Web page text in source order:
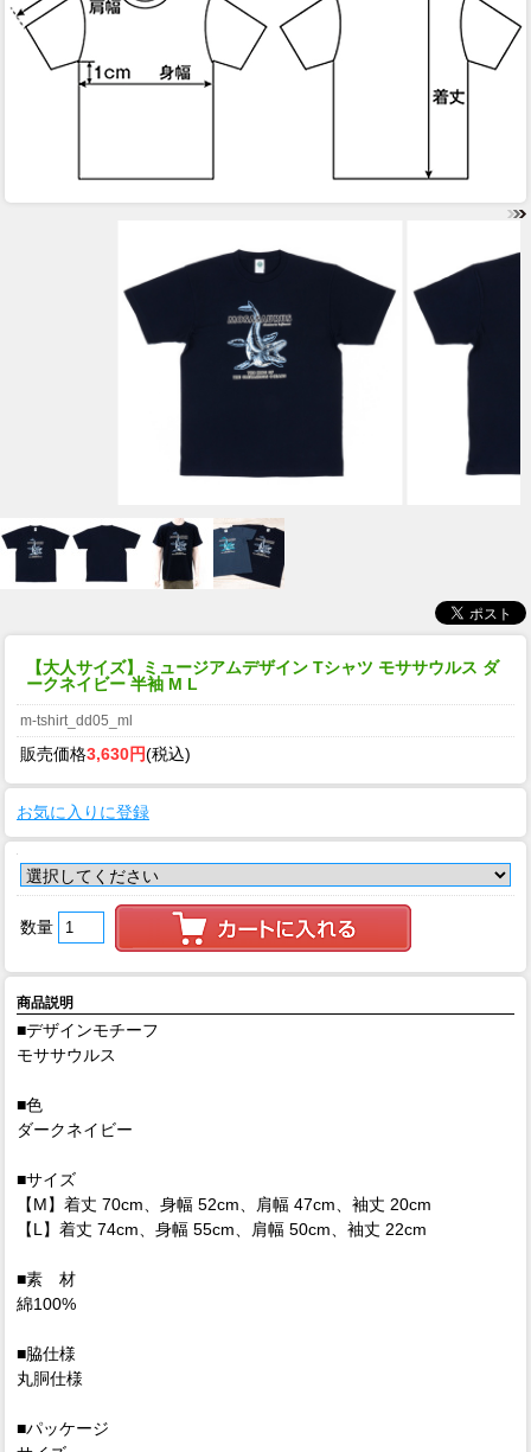
【大人サイズ】ミュージアムデザイン Tシャツ モササウルス ダ
ークネイビー 半袖 M L
m-tshirt_dd05_ml
販売価格3,630円(税込)
お気に入りに登録
数量
商品説明
■デザインモチーフ
モササウルス
■色
ダークネイビー
■サイズ
【M】着丈 70cm、身幅 52cm、肩幅 47cm、袖丈 20cm
【L】着丈 74cm、身幅 55cm、肩幅 50cm、袖丈 22cm
■素 材
綿100%
■脇仕様
丸胴仕様
■パッケージ